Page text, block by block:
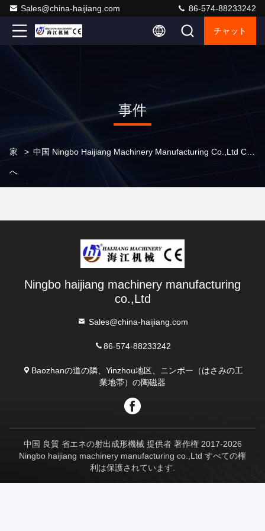
Sales@china-haijiang.com 86-574-88233242
チャット
事件
家
へ
>
Ningbo haijiang machinery manufacturing
co.,Ltd
Sales@china-haijiang.com
86-574-88233242
Baozhanの道の隣、Yinzhou地区、ニンポー（はさみの工
業地帯）の陶磁器
中国 良質 省エネの射出成形機械 提供者 著作権 2017-2026
Ningbo haijiang machinery manufacturing co.,Ltd すべての権
利は保護されています.